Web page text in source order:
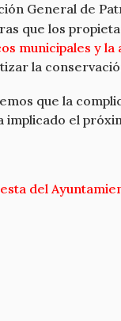
General de
que los
municipales y
la
que la
implicado el
del